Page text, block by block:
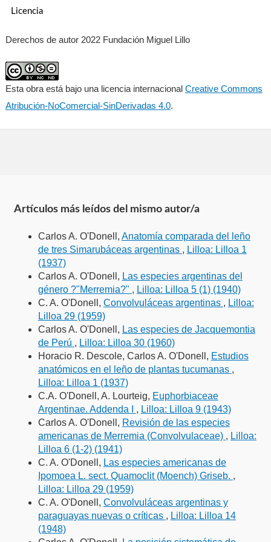
Licencia
Derechos de autor 2022 Fundación Miguel Lillo
Esta obra está bajo una licencia internacional Creative Commons
Atribución-NoComercial-SinDerivadas 4.0.
Artículos más leídos del mismo autor/a
Carlos A. O'Donell, Anatomía comparada del leño
de tres Simarubáceas argentinas , Lilloa: Lilloa 1
(1937)
Carlos A. O'Donell, Las especies argentinas del
género ?"Merremia?" , Lilloa: Lilloa 5 (1) (1940)
C. A. O'Donell, Convolvuláceas argentinas , Lilloa:
Lilloa 29 (1959)
Carlos A. O'Donell, Las especies de Jacquemontia
de Perú , Lilloa: Lilloa 30 (1960)
Horacio R. Descole, Carlos A. O'Donell, Estudios
anatómicos en el leño de plantas tucumanas ,
Lilloa: Lilloa 1 (1937)
C.A. O'Donell, A. Lourteig, Euphorbiaceae
Argentinae. Addenda I , Lilloa: Lilloa 9 (1943)
Carlos A. O'Donell, Revisión de las especies
americanas de Merremia (Convolvulaceae) , Lilloa:
Lilloa 6 (1-2) (1941)
C. A. O'Donell, Las especies americanas de
Ipomoea L. sect. Quamoclit (Moench) Griseb. ,
Lilloa: Lilloa 29 (1959)
C. A. O'Donell, Convolvuláceas argentinas y
paraguayas nuevas o críticas , Lilloa: Lilloa 14
(1948)